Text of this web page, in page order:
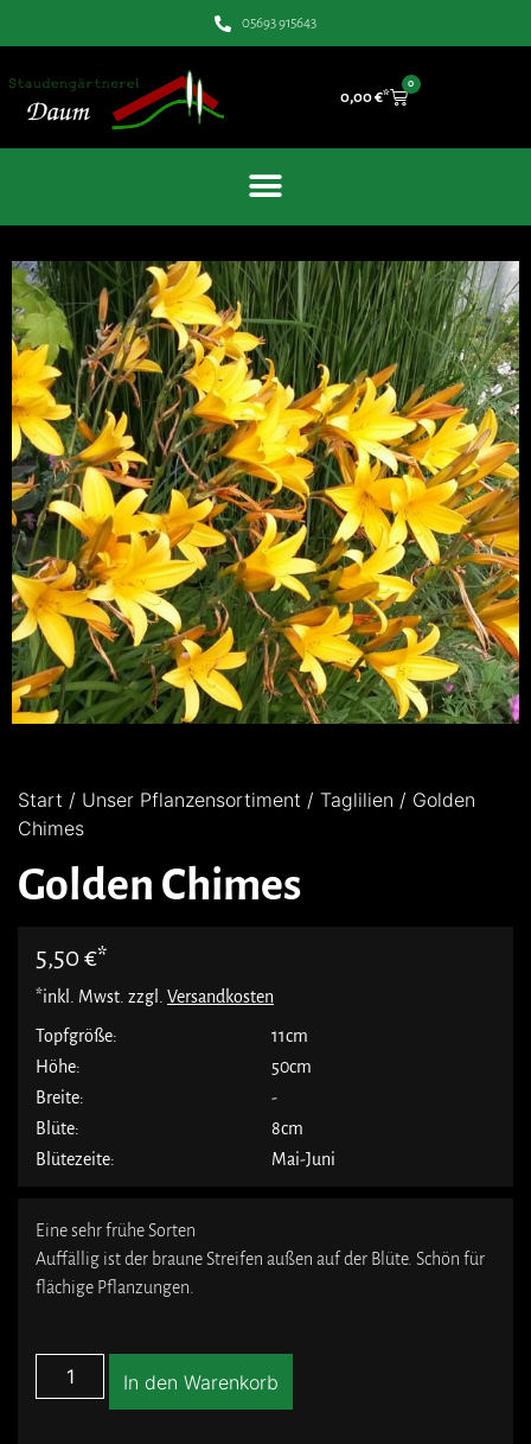
05693 915643
0,00€
0
Start / Unser Pflanzensortiment / Taglilien / Golden
Chimes
Golden Chimes
5,50 €
*inkl. Mwst. zzgl. Versandkosten
Topfgröße:
11cm
Höhe:
50cm
Breite:
-
Blüte:
8cm
Blütezeite:
Mai-Juni
Eine sehr frühe Sorten
Auffällig ist der braune Streifen außen auf der Blüte. Schön für
flächige Pflanzungen.
In den Warenkorb